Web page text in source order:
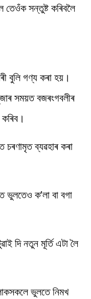
তেওঁক সন্তুষ্ট কৰিবলৈ
বুলি গণ্য কৰা হয়।
সময়ত বজৰংগবলীৰ
কৰিব।
চৰণামৃত ব্যৱহাৰ কৰা
ক’লা বা বগা
দি নতুন মূৰ্তি এটা লৈ
ভুলতে নিমখ